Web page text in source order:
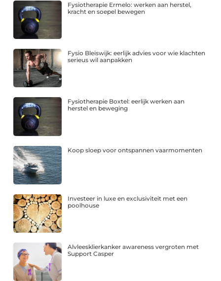
Fysiotherapie Ermelo: werken aan herstel,
kracht en soepel bewegen
Fysio Bleiswijk: eerlijk advies voor wie klachten
serieus wil aanpakken
Fysiotherapie Boxtel: eerlijk werken aan
herstel en beweging
Koop sloep voor ontspannen vaarmomenten
Investeer in luxe en exclusiviteit met een
poolhouse
Alvleesklierkanker awareness vergroten met
Support Casper